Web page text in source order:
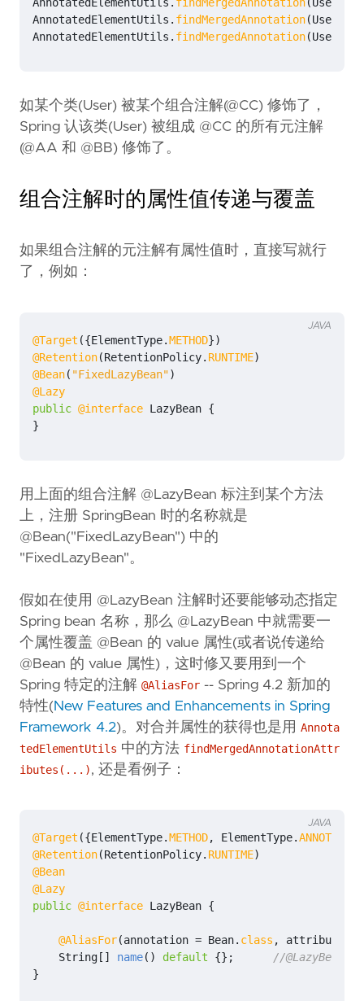
AnnotatedElementUtils . findMergedAnnotation(User
AnnotatedElementUtils . findMergedAnnotation(User
如某个类(User) 被某个组合注解(@CC) 修饰了，
Spring 认该类(User) 被组成 @CC 的所有元注解
(@AA 和 @BB) 修饰了。
组合注解时的属性值传递与覆盖
如果组合注解的元注解有属性值时，直接写就行
了，例如：
@Target ({ElementType.METHOD})
@Retention(RetentionPolicy. RUNTIME)
@Bean( "FixedLazyBean")
@Lazy
public @interface LazyBean {
}
JAVA
用上面的组合注解 @LazyBean 标注到某个方法
上，注册 SpringBean 时的名称就是
@Bean("FixedLazyBean") 中的
"FixedLazyBean"。
假如在使用 @LazyBean 注解时还要能够动态指定
Spring bean 名称，那么 @LazyBean 中就需要一
个属性覆盖 @Bean 的 value 属性(或者说传递给
@Bean 的 value 属性)，这时修又要用到一个
Spring 特定的注解 @AliasFor -- Spring 4.2 新加的
特性(New Features and Enhancements in Spring
Framework 4.2)。对合并属性的获得也是用 Annota
tedElementUtils 中的方法 findMergedAnnotationAttr
ibutes(...), 还是看例子：
@Target ({ElementType.METHOD, ElementType.
@Retention(RetentionPolicy. RUNTIME)
@Bean
@Lazy
public @interface LazyBean {
@AliasFor(annotation = Bean. class , attribute
String [] name() default {};
//@LazyBean
}
JAVA